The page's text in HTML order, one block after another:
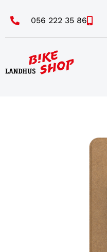
056 222 35 86